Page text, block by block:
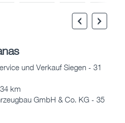
und Verkauf Siegen - 31
km
GmbH & Co. KG - 35